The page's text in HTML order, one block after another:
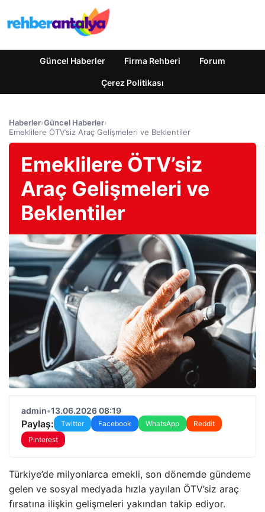
Güncel Haberler Firma Rehberi Forum
Çerez Politikası
Haberler›Güncel Haberler›
Emeklilere ÖTV’siz Araç Gelişmeleri ve Beklentiler
Emeklilere ÖTV’siz
Araç Gelişmeleri ve
Beklentiler
admin•13.06.2026 08:19
Paylaş: Twitter Facebook WhatsApp
Reddit
Pinterest
Türkiye’de milyonlarca emekli, son dönemde gündeme
gelen ve sosyal medyada hızla yayılan ÖTV’siz araç
fırsatına ilişkin gelişmeleri yakından takip ediyor.